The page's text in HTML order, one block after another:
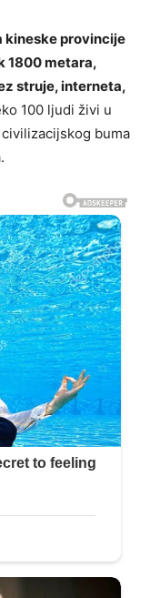
kineske provincije
1800 metara,
struje, interneta,
100 ljudi živi u
buma